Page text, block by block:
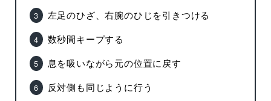
左足のひざ、右腕のひじを引きつける
数秒間キープする
息を吸いながら元の位置に戻す
反対側も同じように行う